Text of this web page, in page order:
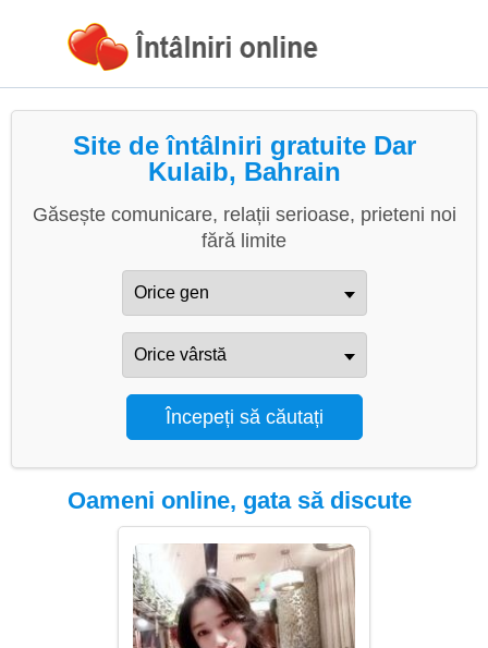
Site de întâlniri gratuite Dar
Kulaib, Bahrain
Găsește comunicare, relații serioase, prieteni noi
fără limite
Oameni online, gata să discute